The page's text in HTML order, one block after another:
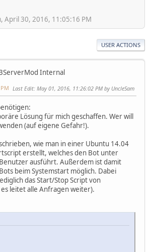
April 30, 2016, 11:05:16 PM
USER ACTIONS
Internal
Last Edit: May 01, 2016, 11:26:02 PM by UncleSam
Lösung für mich geschaffen. Wer will
(auf eigene Gefahr!).
wie man in einer Ubuntu 14.04
erstellt, welches den Bot unter
ausführt. Außerdem ist damit
beim Systemstart möglich. Dabei
das Start/Stop Script von
leitet alle Anfragen weiter).